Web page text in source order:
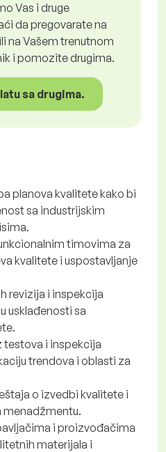
Vas i druge
da pregovarate na
na Vašem trenutnom
i pomozite drugima.
sa drugima.
planova kvalitete kako bi
sa industrijskim
timovima za
kvalitete i uspostavljanje
revizija i inspekcija
usklađenosti sa
testova i inspekcija
trendova i oblasti za
o izvedbi kvalitete i
menadžmentu.
i proizvođačima
materijala i